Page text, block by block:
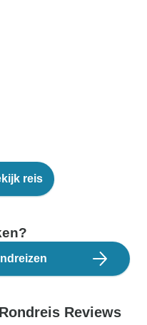
reis
Reviews